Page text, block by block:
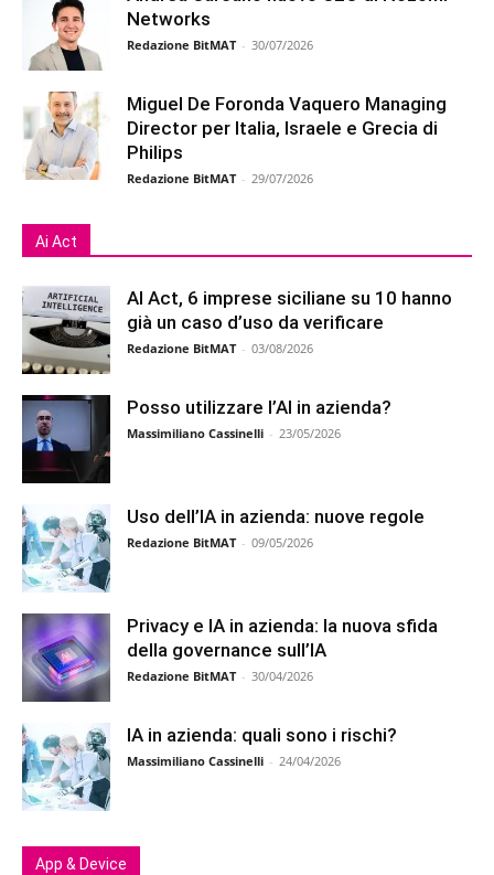
Networks
Redazione BitMAT - 30/07/2026
Miguel De Foronda Vaquero Managing
Director per Italia, Israele e Grecia di
Philips
Redazione BitMAT - 29/07/2026
Ai Act
AI Act, 6 imprese siciliane su 10 hanno
già un caso d’uso da verificare
Redazione BitMAT - 03/08/2026
Posso utilizzare l’AI in azienda?
Massimiliano Cassinelli - 23/05/2026
Uso dell’IA in azienda: nuove regole
Redazione BitMAT - 09/05/2026
Privacy e IA in azienda: la nuova sfida
della governance sull’IA
Redazione BitMAT - 30/04/2026
IA in azienda: quali sono i rischi?
Massimiliano Cassinelli - 24/04/2026
App & Device